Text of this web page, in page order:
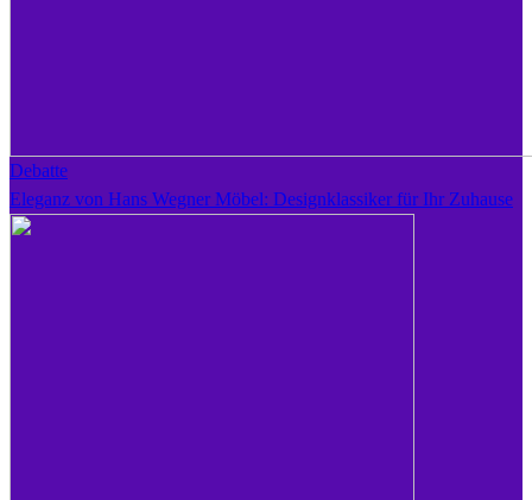
Debatte
Eleganz von Hans Wegner Möbel: Designklassiker für Ihr Zuhause